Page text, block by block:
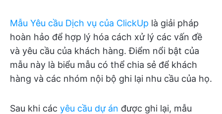
Mẫu Yêu cầu Dịch vụ của ClickUp là giải pháp
hoàn hảo để hợp lý hóa cách xử lý các vấn đề
và yêu cầu của khách hàng. Điểm nổi bật của
mẫu này là biểu mẫu có thể chia sẻ để khách
hàng và các nhóm nội bộ ghi lại nhu cầu của họ.
Sau khi các yêu cầu dự án được ghi lại, mẫu